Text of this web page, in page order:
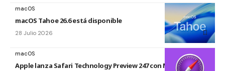
macOS
macOS Tahoe 26.6 está disponible
28 Julio 2026
macOS
Apple lanza Safari Technology Preview 247 con MCP Server